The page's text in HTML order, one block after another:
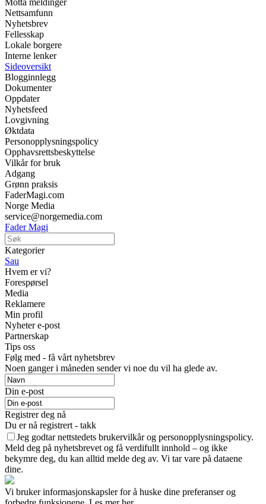
Nettsamfunn
Nyhetsbrev
Fellesskap
Lokale borgere
Interne lenker
Sideoversikt
Blogginnlegg
Dokumenter
Oppdater
Nyhetsfeed
Lovgivning
Øktdata
Personopplysningspolicy
Opphavsrettsbeskyttelse
Vilkår for bruk
Adgang
Grønn praksis
FaderMagi.com
Norge Media
service@norgemedia.com
Fader Magi
Kategorier
Sau
Hvem er vi?
Forespørsel
Media
Reklamere
Min profil
Nyheter e-post
Partnerskap
Tips oss
Følg med - få vårt nyhetsbrev
Noen ganger i måneden sender vi noe du vil ha glede av.
Din e-post
Registrer deg nå
Du er nå registrert - takk
Jeg godtar nettstedets brukervilkår og personopplysningspolicy.
Meld deg på nyhetsbrevet og få verdifullt innhold – og ikke
bekymre deg, du kan alltid melde deg av. Vi tar vare på dataene
dine.
Vi bruker informasjonskapsler for å huske dine preferanser og